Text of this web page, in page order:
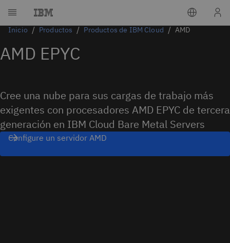
Inicio Productos Productos de IBM Cloud AMD
AMD EPYC
Cree una nube para sus cargas de trabajo más
exigentes con procesadores AMD EPYC de tercera
generación en IBM Cloud Bare Metal Servers
Configure un servidor AMD